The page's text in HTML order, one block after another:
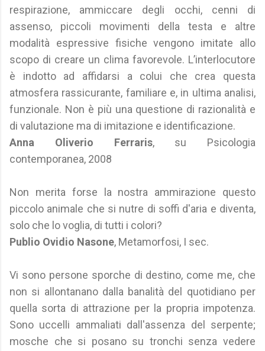
respirazione, ammiccare degli occhi, cenni di
assenso, piccoli movimenti della testa e altre
modalità espressive fisiche vengono imitate allo
scopo di creare un clima favorevole. L’interlocutore
è indotto ad affidarsi a colui che crea questa
atmosfera rassicurante, familiare e, in ultima analisi,
funzionale. Non è più una questione di razionalità e
di valutazione ma di imitazione e identificazione.
Anna Oliverio Ferraris, su Psicologia
contemporanea, 2008
Non merita forse la nostra ammirazione questo
piccolo animale che si nutre di soffi d'aria e diventa,
solo che lo voglia, di tutti i colori?
Publio Ovidio Nasone, Metamorfosi, I sec.
Vi sono persone sporche di destino, come me, che
non si allontanano dalla banalità del quotidiano per
quella sorta di attrazione per la propria impotenza.
Sono uccelli ammaliati dall'assenza del serpente;
mosche che si posano su tronchi senza vedere